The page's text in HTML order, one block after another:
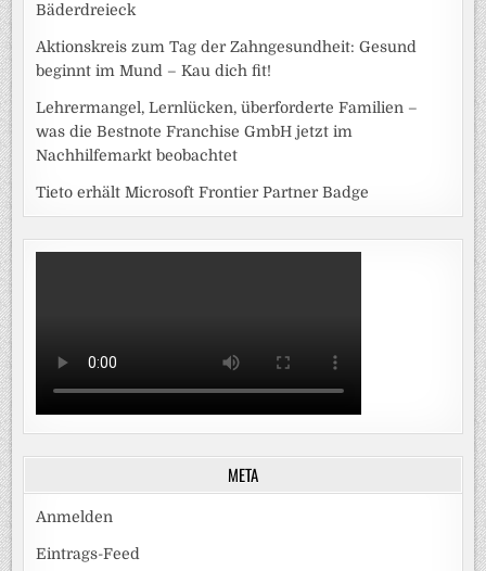
Bäderdreieck
Aktionskreis zum Tag der Zahngesundheit: Gesund
beginnt im Mund – Kau dich fit!
Lehrermangel, Lernlücken, überforderte Familien –
was die Bestnote Franchise GmbH jetzt im
Nachhilfemarkt beobachtet
Tieto erhält Microsoft Frontier Partner Badge
META
Anmelden
Eintrags-Feed